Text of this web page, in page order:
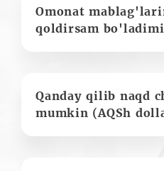
Omonat
qoldirsam
Qanday qilib naqd
mumkin (AQSh